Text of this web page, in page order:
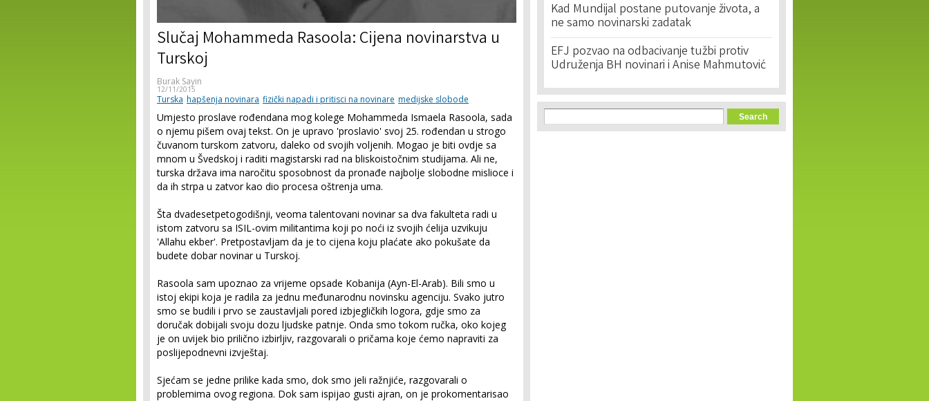
Slučaj Mohammeda Rasoola: Cijena novinarstva u
Turskoj
Burak Sayin
12/11/2015
Turska hapšenja novinara fizički napadi i pritisci na novinare medijske slobode
Umjesto proslave rođendana mog kolege Mohammeda Ismaela Rasoola, sada
o njemu pišem ovaj tekst. On je upravo 'proslavio' svoj 25. rođendan u strogo
čuvanom turskom zatvoru, daleko od svojih voljenih. Mogao je biti ovdje sa
mnom u Švedskoj i raditi magistarski rad na bliskoistočnim studijama. Ali ne,
turska država ima naročitu sposobnost da pronađe najbolje slobodne mislioce i
da ih strpa u zatvor kao dio procesa oštrenja uma.
Šta dvadesetpetogodišnji, veoma talentovani novinar sa dva fakulteta radi u
istom zatvoru sa ISIL-ovim militantima koji po noći iz svojih ćelija uzvikuju
'Allahu ekber'. Pretpostavljam da je to cijena koju plaćate ako pokušate da
budete dobar novinar u Turskoj.
Rasoola sam upoznao za vrijeme opsade Kobanija (Ayn-El-Arab). Bili smo u
istoj ekipi koja je radila za jednu međunarodnu novinsku agenciju. Svako jutro
smo se budili i prvo se zaustavljali pored izbjegličkih logora, gdje smo za
doručak dobijali svoju dozu ljudske patnje. Onda smo tokom ručka, oko kojeg
je on uvijek bio prilično izbirljiv, razgovarali o pričama koje ćemo napraviti za
poslijepodnevni izvještaj.
Sjećam se jedne prilike kada smo, dok smo jeli ražnjiće, razgovarali o
problemima ovog regiona. Dok sam ispijao gusti ajran, on je prokomentarisao
Kad Mundijal postane putovanje života, a
ne samo novinarski zadatak
EFJ pozvao na odbacivanje tužbi protiv
Udruženja BH novinari i Anise Mahmutović
Search form
Search